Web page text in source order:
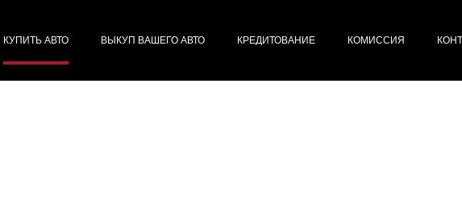
КУПИТЬ АВТО ВЫКУП ВАШЕГО АВТО КРЕДИТОВАНИЕ КОМИССИЯ